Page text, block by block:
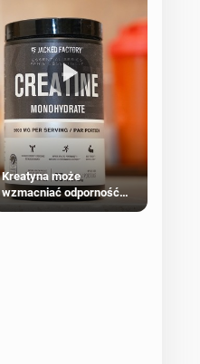
Kreatyna może
wzmacniać odporność
przeciw nowotworom